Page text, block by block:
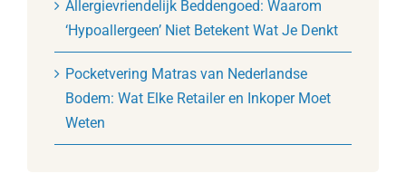
Allergievriendelijk Beddengoed: Waarom
‘Hypoallergeen’ Niet Betekent Wat Je Denkt
Pocketvering Matras van Nederlandse
Bodem: Wat Elke Retailer en Inkoper Moet
Weten